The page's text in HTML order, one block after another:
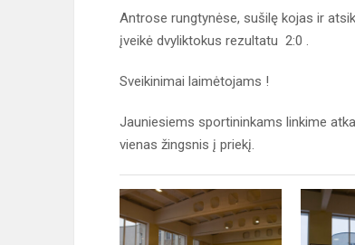
Antrose rungtynėse, sušilę kojas ir
įveikė dvyliktokus rezultatu 2:0 .
Sveikinimai laimėtojams !
Jauniesiems sportininkams linkime
vienas žingsnis į priekį.